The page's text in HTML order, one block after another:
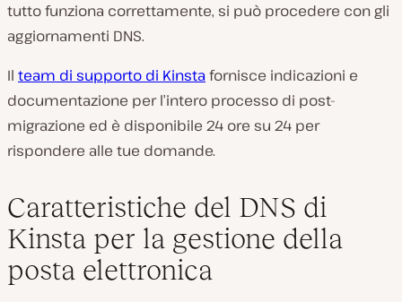
tutto funziona correttamente, si può procedere con gli
aggiornamenti DNS.
Il team di supporto di Kinstafornisce indicazioni e
documentazione per l’intero processo di post-
migrazione ed è disponibile 24 ore su 24 per
rispondere alle tue domande.
Caratteristiche del DNS di
Kinsta per la gestione della
posta elettronica